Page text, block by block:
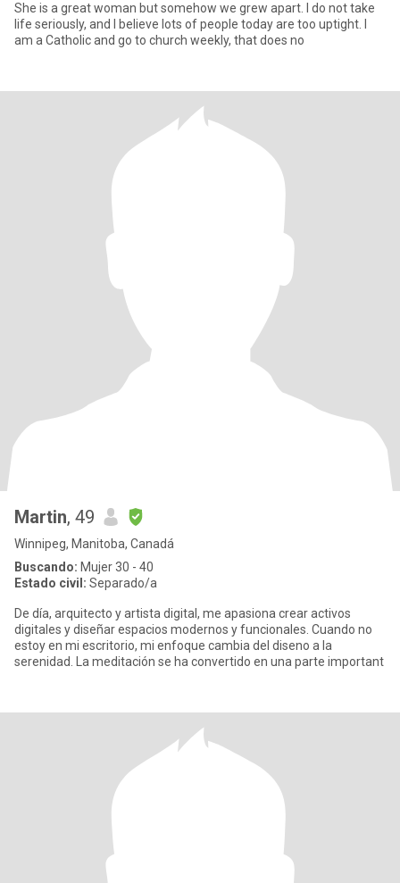
She is a great woman but somehow we grew apart. I do not take
life seriously, and I believe lots of people today are too uptight. I
am a Catholic and go to church weekly, that does no
Martin, 49
Winnipeg, Manitoba, Canadá
Buscando: Mujer 30 - 40
Estado civil: Separado/a
De día, arquitecto y artista digital, me apasiona crear activos
digitales y diseñar espacios modernos y funcionales. Cuando no
estoy en mi escritorio, mi enfoque cambia del diseno a la
serenidad. La meditación se ha convertido en una parte important